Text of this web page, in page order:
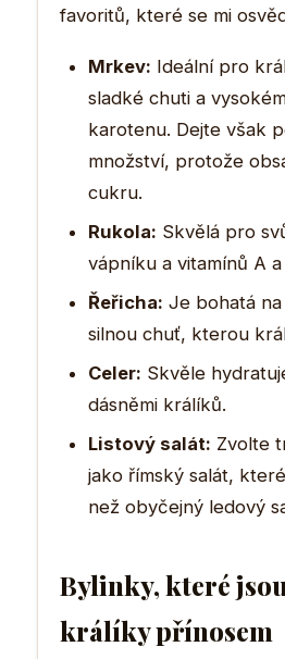
favoritů, které se mi
Mrkev: Ideální pro
sladké chuti a
karotenu. Dejte však
množství, protože
cukru.
Rukola: Skvělá pro
vápníku a vitamínů A a
Řeřicha: Je bohatá
silnou chuť, kterou
Celer: Skvěle
dásněmi králíků.
Listový salát: Zvolte
jako římský salát,
než obyčejný ledový
Bylinky, které
králíky přínosem